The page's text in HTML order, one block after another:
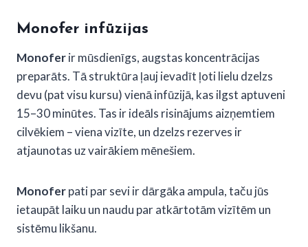
Monofer infūzijas
Monoferir mūsdienīgs, augstas koncentrācijas
preparāts. Tā struktūra ļauj ievadīt ļoti lielu dzelzs
devu (pat visu kursu) vienā infūzijā, kas ilgst aptuveni
15–30 minūtes. Tas ir ideāls risinājums aizņemtiem
cilvēkiem – viena vizīte, un dzelzs rezerves ir
atjaunotas uz vairākiem mēnešiem.
Monoferpati par sevi ir dārgāka ampula, taču jūs
ietaupāt laiku un naudu par atkārtotām vizītēm un
sistēmu likšanu.